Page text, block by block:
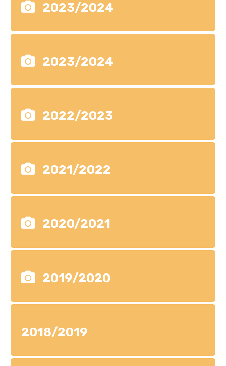
2023/2024
2023/2024
2022/2023
2021/2022
2020/2021
2019/2020
2018/2019